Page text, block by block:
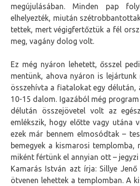
megújulásában. Minden pap
elhelyezték, miután
tettek, mert végigfertőztük a fél
meg, vagány dolog volt.
Ez még nyáron lehetett, ősszel
mentünk, ahova nyáron is lejártunk
összehívta a fiatalokat egy délután,
10-15 dalom. Igazából még
délután összejövetel volt az
emlékszik, hogy előtte vagy utána
ezek már bennem elmosódtak –
bemegyek a kismarosi templomba,
miként fértünk el annyian ott – jegyzi
Kamarás István azt írja: Sillye Jenő
ötvenen lehettek a templomban. A